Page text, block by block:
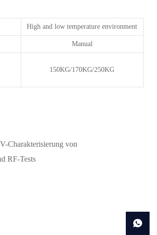
High and low temperature environment
Manual
150KG/170KG/250KG
Charakterisierung von
RF-Tests